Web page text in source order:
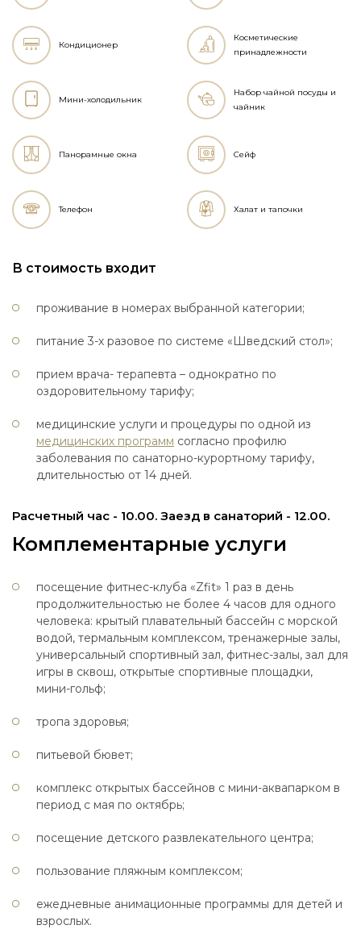
Кондиционер
Косметические
принадлежности
Мини-холодильник
Набор чайной посуды и
чайник
Панорамные окна Сейф
Телефон Халат и тапочки
В стоимость входит
проживание в номерах выбранной категории;
питание 3-х разовое по системе «Шведский стол»;
прием врача- терапевта – однократно по
оздоровительному тарифу;
медицинские услуги и процедуры по одной из
медицинских программ согласно профилю
заболевания по санаторно-курортному тарифу,
длительностью от 14 дней.
Расчетный час - 10.00. Заезд в санаторий - 12.00.
Комплементарные услуги
посещение фитнес-клуба «Zfit» 1 раз в день
продолжительностью не более 4 часов для одного
человека: крытый плавательный бассейн с морской
водой, термальным комплексом, тренажерные залы,
универсальный спортивный зал, фитнес-залы, зал для
игры в сквош, открытые спортивные площадки,
мини-гольф;
тропа здоровья;
питьевой бювет;
комплекс открытых бассейнов с мини-аквапарком в
период с мая по октябрь;
посещение детского развлекательного центра;
пользование пляжным комплексом;
ежедневные анимационные программы для детей и
взрослых.